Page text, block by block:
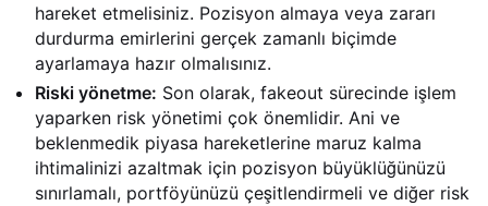
hareket etmelisiniz. Pozisyon almaya veya zararı
durdurma emirlerini gerçek zamanlı biçimde
ayarlamaya hazır olmalısınız.
Riski yönetme: Son olarak, fakeout sürecinde işlem
yaparken risk yönetimi çok önemlidir. Ani ve
beklenmedik piyasa hareketlerine maruz kalma
ihtimalinizi azaltmak için pozisyon büyüklüğünüzü
sınırlamalı, portföyünüzü çeşitlendirmeli ve diğer risk